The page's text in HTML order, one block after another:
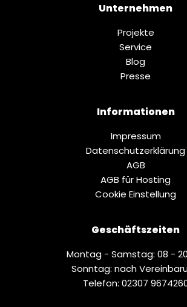
Unternehmen
Projekte
Service
Blog
Presse
Informationen
Impressum
Datenschutz­erklärung
AGB
AGB für Hosting
Cookie Einstellung
Geschäftszeiten
Montag - Samstag: 08 -
Sonntag: nach
Telefon: 02307